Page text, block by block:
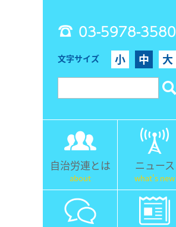
03-5978-3580
文字サイズ 小 中 大
自治労連とは
about
ニュース
what's new